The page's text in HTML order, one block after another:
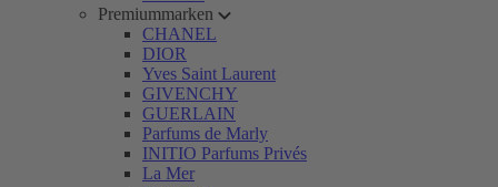
Premiummarken
CHANEL
DIOR
Yves Saint Laurent
GIVENCHY
GUERLAIN
Parfums de Marly
INITIO Parfums Privés
La Mer